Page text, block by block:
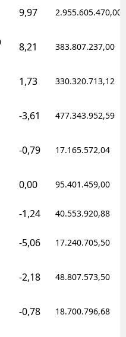
9,97 2.955.605.470,00
8,21 383.807.237,00
1,73 330.320.713,12
-3,61 477.343.952,59
-0,79 17.165.572,04
0,00 95.401.459,00
-1,24 40.553.920,88
-5,06 17.240.705,50
-2,18 48.807.573,50
-0,78 18.700.796,68